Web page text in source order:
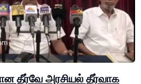
தீர்வே அரசியல் தீர்வாக